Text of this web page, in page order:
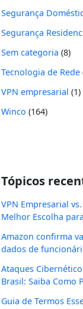
Segurança
Segurança
Sem categoria (8)
Tecnologia de Rede
VPN empresarial (1)
Winco (164)
Tópicos
VPN Empresarial
Melhor Escolha
Amazon confirma
dados de
Ataques
Brasil: Saiba Como
Guia de Termos